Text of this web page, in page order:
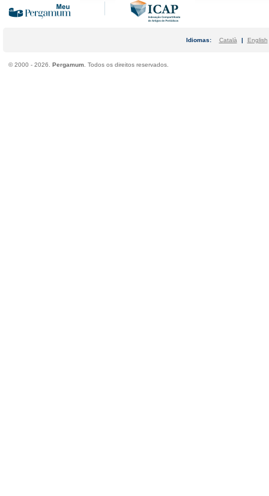
Idiomas: Català | English
©2000 - 2026. Pergamum . Todos os direitos reservados.